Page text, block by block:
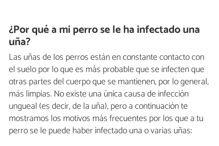
¿Por qué a mi perro se le ha infectado una
uña?
Las uñas de los perros están en constante contacto con
el suelo por lo que es más probable que se infecten que
otras partes del cuerpo que se mantienen, por lo general,
más limpias. No existe una única causa de infección
ungueal (es decir, de la uña), pero a continuación te
mostramos los motivos más frecuentes por los que a tu
perro se le puede haber infectado una o varias uñas: